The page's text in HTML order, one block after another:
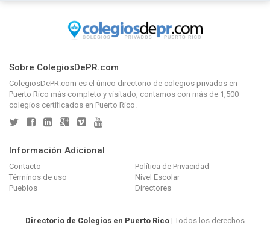
Sobre ColegiosDePR.com
ColegiosDePR.com es el único directorio de colegios privados en
Puerto Rico más completo y visitado, contamos con más de 1,500
colegios certificados en Puerto Rico.
Información Adicional
Contacto
Política de Privacidad
Términos de uso
Nivel Escolar
Pueblos
Directores
Directorio de Colegios en Puerto Rico | Todos los derechos